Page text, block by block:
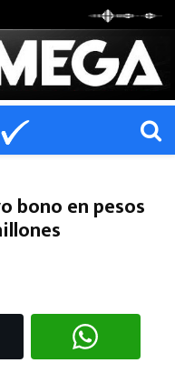
bono en pesos